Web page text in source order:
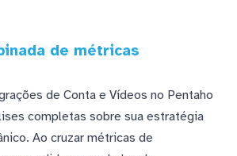
de métricas
de Conta e Vídeos no Pentaho
completas sobre sua estratégia
Ao cruzar métricas de